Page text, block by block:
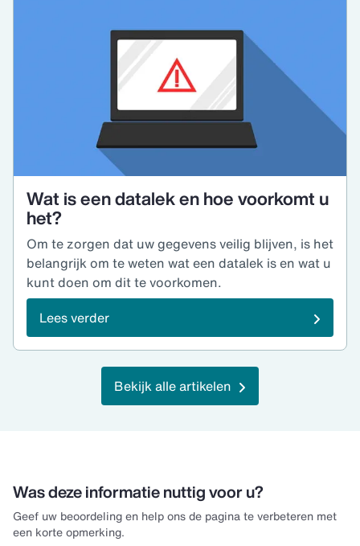
Wat is een datalek en hoe voorkomt u
het?
Om te zorgen dat uw gegevens veilig blijven, is het
belangrijk om te weten wat een datalek is en wat u
kunt doen om dit te voorkomen.
Lees verder
Bekijk alle artikelen
Was deze informatie nuttig voor u?
Geef uw beoordeling en help ons de pagina te verbeteren met
een korte opmerking.